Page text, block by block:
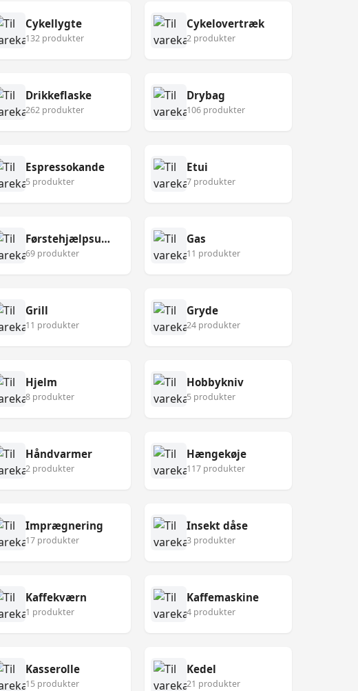
Cykellygte
132 produkter
Cykelovertræk
2 produkter
Drikkeflaske
262 produkter
Drybag
106 produkter
Espressokande
5 produkter
Etui
7 produkter
Førstehjælpsudstyr
69 produkter
Gas
11 produkter
Grill
11 produkter
Gryde
24 produkter
Hjelm
8 produkter
Hobbykniv
5 produkter
Håndvarmer
2 produkter
Hængekøje
117 produkter
Imprægnering
17 produkter
Insekt dåse
3 produkter
Kaffekværn
1 produkter
Kaffemaskine
4 produkter
Kasserolle
15 produkter
Kedel
21 produkter